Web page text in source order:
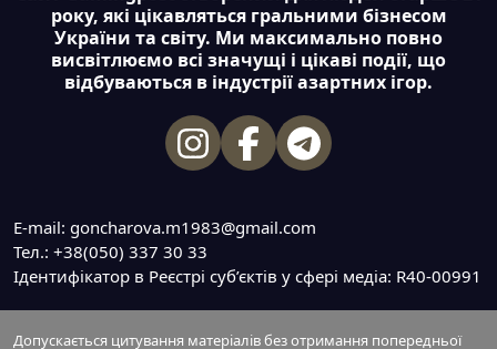
року, які цікавляться гральними бізнесом
України та світу. Ми максимально повно
висвітлюємо всі значущі і цікаві події, що
відбуваються в індустрії азартних ігор.
E-mail: goncharova.m1983@gmail.com
Тел.: +38(050) 337 30 33
Ідентифікатор в Реєстрі суб’єктів у сфері медіа: R40-00991
Допускається цитування матеріалів без отримання попередньої